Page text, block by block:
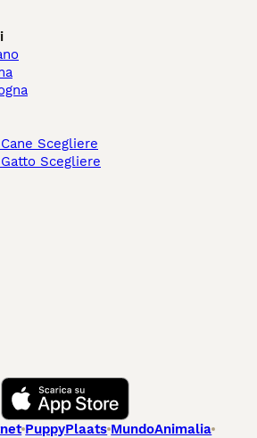
Scegliere
Scegliere
PuppyPlaats MundoAnimalia